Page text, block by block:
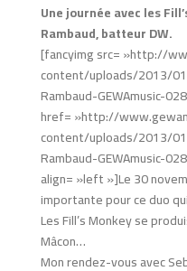
Une journée avec les
Rambaud, batteur DW.
[fancyimg src= »http://
content/uploads/2013/
Rambaud-GEWAmusic-
href= »http://
content/uploads/2013/
Rambaud-GEWAmusic-
align= »left »]Le 30
importante pour ce duo
Les Fill’s Monkey se
Mâcon…
Mon rendez-vous avec